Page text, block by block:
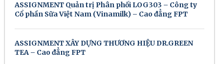
ASSIGNMENT Quản trị Phân phối LOG303 – Công ty
Cổ phần Sữa Việt Nam (Vinamilk) – Cao đẳng FPT
ASSIGNMENT XÂY DỰNG THƯƠNG HIỆU DR.GREEN
TEA – Cao đẳng FPT